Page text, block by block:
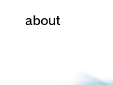
about